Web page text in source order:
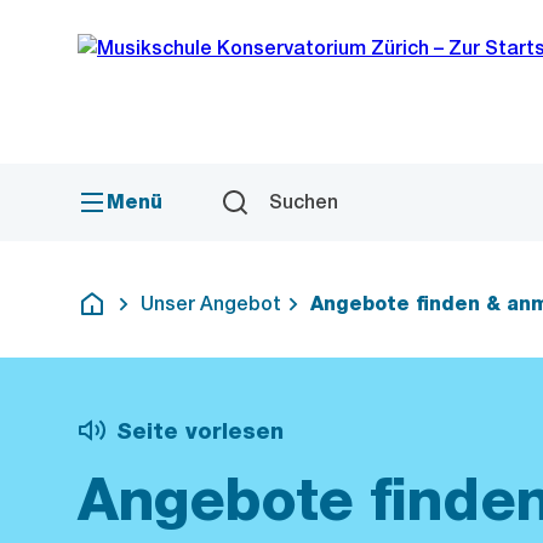
Navigation
Sprunglink
Menü Suchen
Deutsch
Unser Angebot Angebote finden &
Seite vorlesen
Angebote